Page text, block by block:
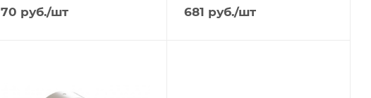
70 руб./шт 681 руб./шт